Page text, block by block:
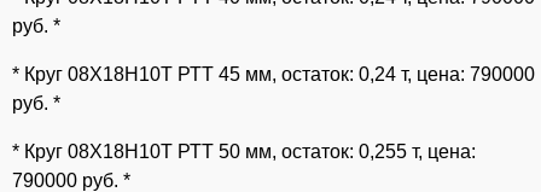
руб. *
* Круг 08Х18Н10Т РТТ 45 мм, остаток: 0,24 т, цена: 790000
руб. *
* Круг 08Х18Н10Т РТТ 50 мм, остаток: 0,255 т, цена:
790000 руб. *